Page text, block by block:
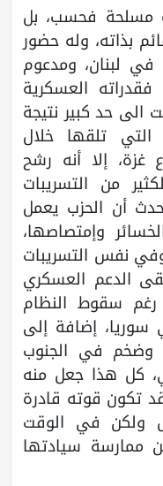
مسلحة فحسب، بل
بذاته، وله حضور
لبنان، ومدعوم
العسكرية
حد كبير نتيجة
التي تلقها خلال
غزة، إلا أنه رشح
من التسريبات
أن الحزب يعمل
وإمتصاصها،
وفي نفس التسريبات
الدعم العسكري
سقوط النظام
سوريا، إضافة إلى
وضخم في الجنوب
كل هذا جعل منه
تكون قوته قادرة
ولكن في الوقت
ممارسة سيادتها